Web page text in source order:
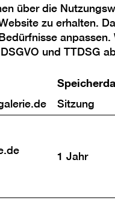
Menschen
sich
Aus Galerien in
nur in Berliner
über die
zu erhalten.
und TTDSG
Sitzung
1 Jahr